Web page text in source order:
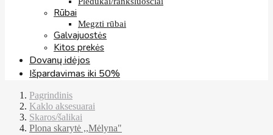
Rūbai
Megzti rūbai
Galvajuostės
Kitos prekės
Dovanų idėjos
Išpardavimas iki 50%
Pagrindinis
Kaklo aksesuarai
Skaros/šalikai
Plona skarytė ,,Mėlyna"